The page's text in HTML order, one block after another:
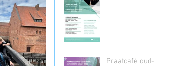
Praatcafé oud-